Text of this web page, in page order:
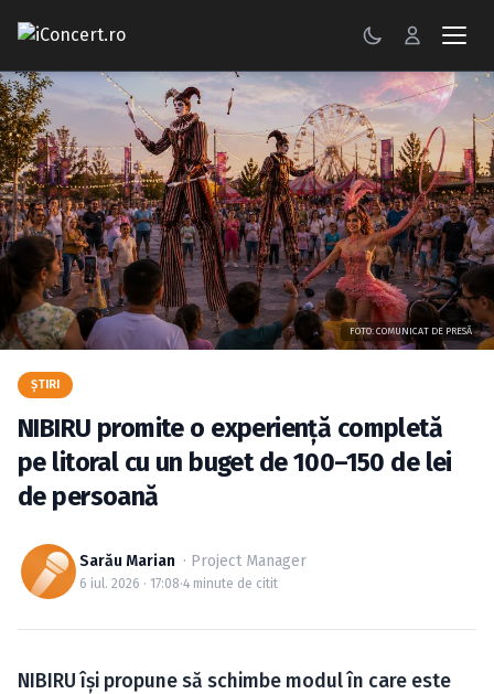
CONCERTE
FESTIVALURI
PETRECERI
ŞTIRI
RECENZII
GALERII FOTO
BILETE
Autentificare
Caută în site...
FOTO: COMUNICAT DE PRESĂ
ŞTIRI
NIBIRU promite o experiență completă
pe litoral cu un buget de 100–150 de lei
de persoană
Sarău Marian · Project Manager
6 iul. 2026 · 17:08·4 minute de citit
NIBIRU își propune să schimbe modul în care este